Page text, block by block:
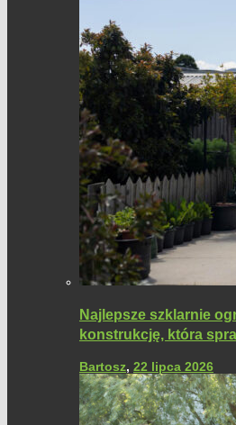
Najlepsze szklarnie
konstrukcję, która
Bartosz, 22 lipca 2026